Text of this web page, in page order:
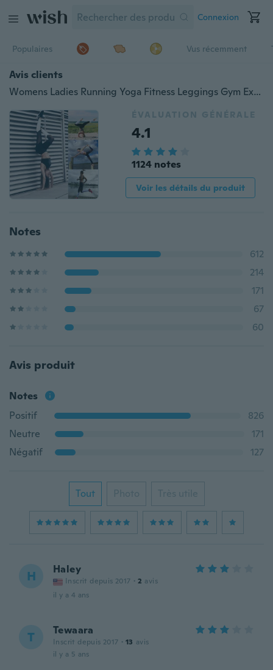
Connexion
Populaires Vus récemment
Avis clients
Womens Ladies Running Yoga Fitness Leggings Gym Exercice Pantalon de sport Pantalon
ÉVALUATION GÉNÉRALE
4.1
1124 notes
Voir les détails du produit
Notes
612
214
171
67
60
Avis produit
Notes
Positif
826
Neutre
171
Négatif
127
Tout Photo Très utile
H Haley
Inscrit depuis 2017 · 2 avis
il y a 4 ans
T Tewaara
Inscrit depuis 2017 · 13 avis
il y a 5 ans